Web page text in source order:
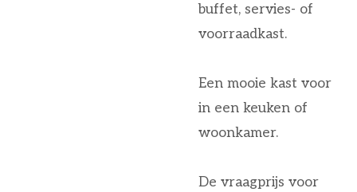
buffet, servies- of
voorraadkast.
Een mooie kast voor
in een keuken of
woonkamer.
De vraagprijs voor